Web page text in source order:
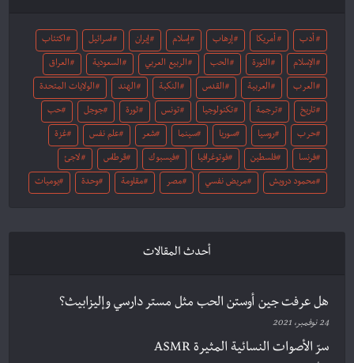
أدب أمريكا إرهاب إسلام إيران اسرائيل اكتئاب
الإسلام الثورة الحب الربيع العربي السعودية العراق
العرب العربية القدس النكبة الهند الولايات المتحدة
تاريخ ترجمة تكنولوجيا تونس ثورة جوجل حب
حرب روسيا سوريا سينما شعر علم نفس غزة
فرنسا فلسطين فوتوغرافيا فيسبوك قرطاس لاجئ
محمود درويش مريض نفسي مصر مقاومة وحدة يوميات
أحدث المقالات
هل عرفت جين أوستن الحب مثل مستر دارسي وإليزابيث؟
24 نوفمبر، 2021
سرّ الأصوات النسائية المثيرة ASMR